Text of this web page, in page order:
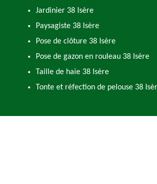
Jardinier 38 Isère
Paysagiste 38 Isère
Pose de clôture 38 Isère
Pose de gazon en rouleau 38 Isère
Taille de haie 38 Isère
Tonte et réfection de pelouse 38